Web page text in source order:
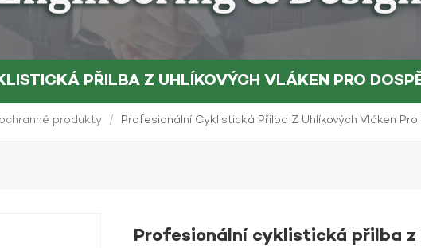
PŘILBA Z UHLÍKOVÝCH VLÁKEN PRO
produkty / Profesionální Cyklistická Přilba Z Uhlíkových Vláken
Profesionální cyklistická přilba z